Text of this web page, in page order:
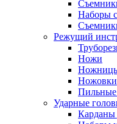
Наборы
Режущий
Ножи
Ножовки
Пильные
Ударные
Карданы